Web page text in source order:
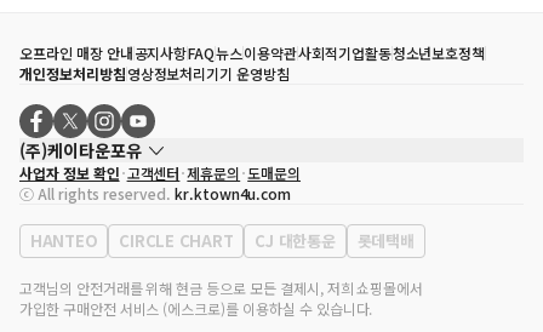
오프라인 매장 안내공지사항FAQ뉴스이용약관사회적기업활동청소년보호정책
개인정보처리방침영상정보처리기기 운영방침
(주)케이타운포유
대표자
송효민
사업자등록번호
120-87-71116
통신판매업 신고번호 제2011-서울강남-02223
대표전화
02-552-9855
사업자 정보 확인 고객센터 제휴문의 도매문의
ⓒ All rights reserved. kr.ktown4u.com
HANTEO CIRCLE CHART CJ 대한통운 롯데택배
고객님의 안전거래를 위해 현금 등으로 모든 결제시, 저희 쇼핑몰에서
가입한 구매안전 서비스 (에스크로)를 이용하실 수 있습니다.